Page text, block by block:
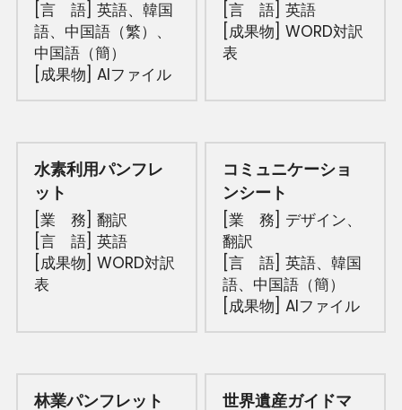
[言　語] 英語、韓国
語、中国語（繁）、
中国語（簡）
[成果物] AIファイル
[言　語] 英語
[成果物] WORD対訳
表
水素利用パンフレ
ット
[業　務] 翻訳
[言　語] 英語
[成果物] WORD対訳
表
コミュニケーショ
ンシート
[業　務] デザイン、
翻訳
[言　語] 英語、韓国
語、中国語（簡）
[成果物] AIファイル
林業パンフレット 世界遺産ガイドマ